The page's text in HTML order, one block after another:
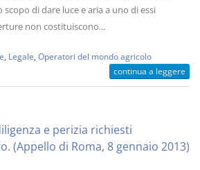
di dare luce e aria a uno di essi
non costituiscono...
Legale Operatori del mondo agricolo
continua a leggere
e perizia richiesti
(Appello di Roma, 8 gennaio 2013)